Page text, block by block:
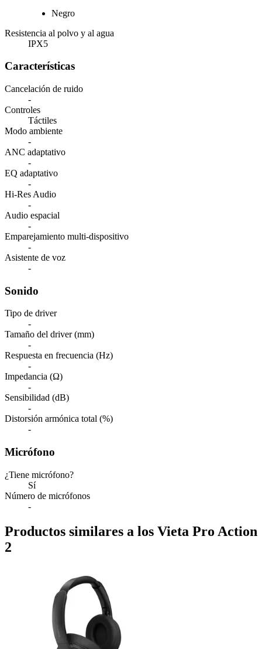
Negro
Resistencia al polvo y al agua
IPX5
Características
Cancelación de ruido
-
Controles
Táctiles
Modo ambiente
-
ANC adaptativo
-
EQ adaptativo
-
Hi-Res Audio
-
Audio espacial
-
Emparejamiento multi-dispositivo
-
Asistente de voz
-
Sonido
Tipo de driver
-
Tamaño del driver (mm)
-
Respuesta en frecuencia (Hz)
-
Impedancia (Ω)
-
Sensibilidad (dB)
-
Distorsión armónica total (%)
-
Micrófono
¿Tiene micrófono?
Sí
Número de micrófonos
-
Productos similares a los Vieta Pro Action
2